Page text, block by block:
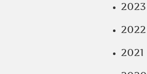
2023
2022
2021